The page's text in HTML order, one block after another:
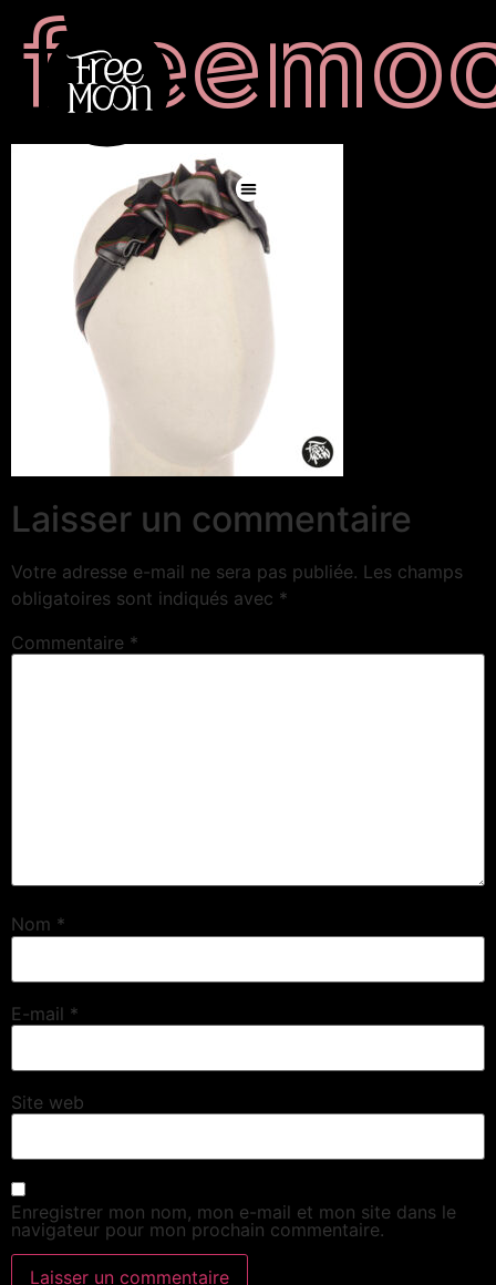
Laisser un commentaire
Votre adresse e-mail ne sera pas publiée. Les champs
obligatoires sont indiqués avec *
Commentaire *
Nom *
E-mail *
Site web
Enregistrer mon nom, mon e-mail et mon site dans le
navigateur pour mon prochain commentaire.